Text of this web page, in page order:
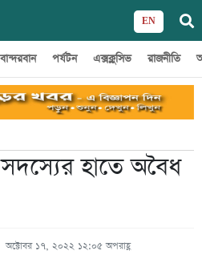
EN
বান্দরবান পর্যটন এক্সক্লুসিভ রাজনীতি
হাতে অবৈধ
অক্টোবর ১৭, ২০২২ ১২:০৫ অপরাহ্ণ